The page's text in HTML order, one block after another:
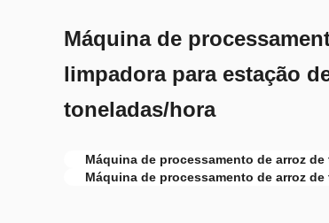
Máquina de
limpadora para estação
toneladas/hora
Máquina de processamento de arroz de
Máquina de processamento de arroz de